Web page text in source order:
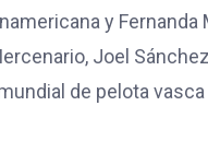
y
Joel
de pelota